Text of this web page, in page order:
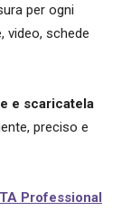
per ogni
video, schede
e scaricatela
preciso e
Professional